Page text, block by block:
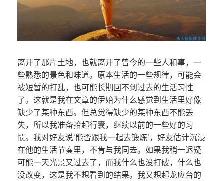
离开了那片土地，也就离开了曾今的一些人和事，一
些熟悉的景色和味道。原本生活的一些规律，可能会
被短暂的打乱，也可能长期回不到过去的生活习性
了。这就是我在文章的伊始为什么感觉到生活里好像
缺少了某种东西。但总觉得缺少的某种东西不能丢
失，所以我准备拾起行囊，继续以前的一些好的习
惯。我对好友说‘能否跟我一起去锻炼’，好友估计沉浸
在他的生活节奏里，不肯与我同去。如果我稍一迟疑
可能一天光景又过去了，而我什么也没打破，什么也
没改变，这是我不想看到的结果。我又想起龙应台的